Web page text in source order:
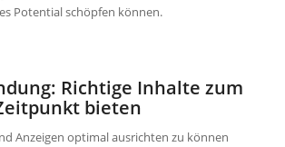
Potential schöpfen können.
Richtige Inhalte zum
bieten
Anzeigen optimal ausrichten zu können